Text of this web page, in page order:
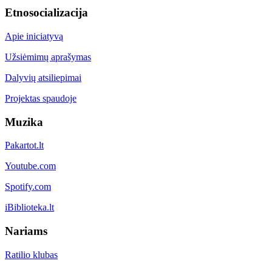
Etnosocializacija
Apie iniciatyvą
Užsiėmimų aprašymas
Dalyvių atsiliepimai
Projektas spaudoje
Muzika
Pakartot.lt
Youtube.com
Spotify.com
iBiblioteka.lt
Nariams
Ratilio klubas